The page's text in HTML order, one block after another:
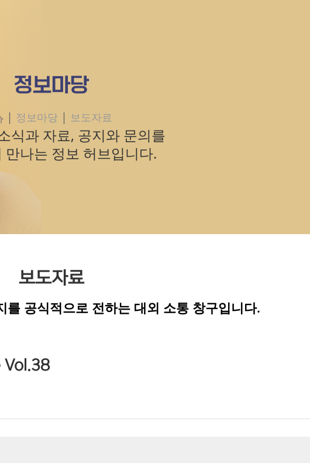
정보마당
| 정보마당 | 보도자료
식과 자료, 공지와 문의를
만나는 정보 허브입니다.
보도자료
를 공식적으로 전하는 대외 소통 창구입니다.
Vol.38